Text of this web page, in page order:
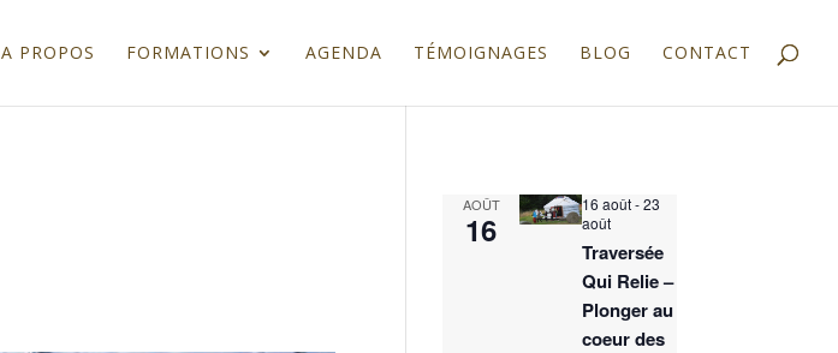
A PROPOS FORMATIONS AGENDA TÉMOIGNAGES BLOG CONTACT
AOÛT
16
16 août-23
août
Traversée
Qui Relie –
Plonger au
coeur des